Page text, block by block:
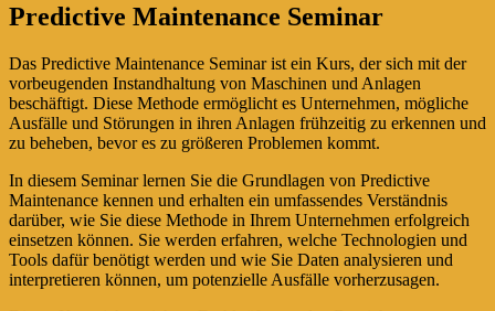
Predictive Maintenance Seminar
Das Predictive Maintenance Seminar ist ein Kurs, der sich mit der
vorbeugenden Instandhaltung von Maschinen und Anlagen
beschäftigt. Diese Methode ermöglicht es Unternehmen, mögliche
Ausfälle und Störungen in ihren Anlagen frühzeitig zu erkennen und
zu beheben, bevor es zu größeren Problemen kommt.
In diesem Seminar lernen Sie die Grundlagen von Predictive
Maintenance kennen und erhalten ein umfassendes Verständnis
darüber, wie Sie diese Methode in Ihrem Unternehmen erfolgreich
einsetzen können. Sie werden erfahren, welche Technologien und
Tools dafür benötigt werden und wie Sie Daten analysieren und
interpretieren können, um potenzielle Ausfälle vorherzusagen.